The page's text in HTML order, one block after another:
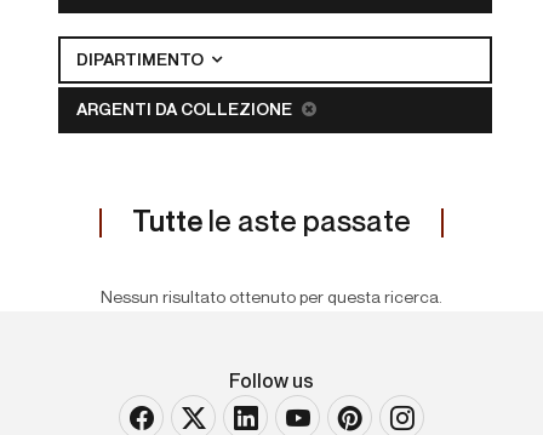
DIPARTIMENTO
ARGENTI DA COLLEZIONE
Tutte le aste passate
Nessun risultato ottenuto per questa ricerca.
Follow us